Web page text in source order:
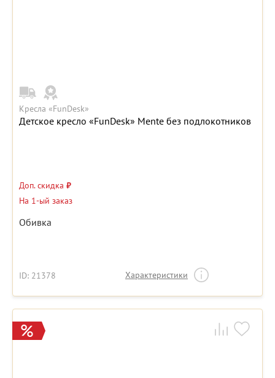
Кресла «FunDesk»
Детское кресло «FunDesk» Mente без подлокотников
Доп. скидка ₽
На 1-ый заказ
Обивка
ID: 21378 Характеристики